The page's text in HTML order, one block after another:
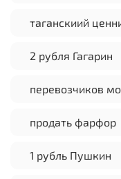
таганскиий
2 рубля Гагарин
перевозчиков
продать фарфор
1 рубль Пушкин